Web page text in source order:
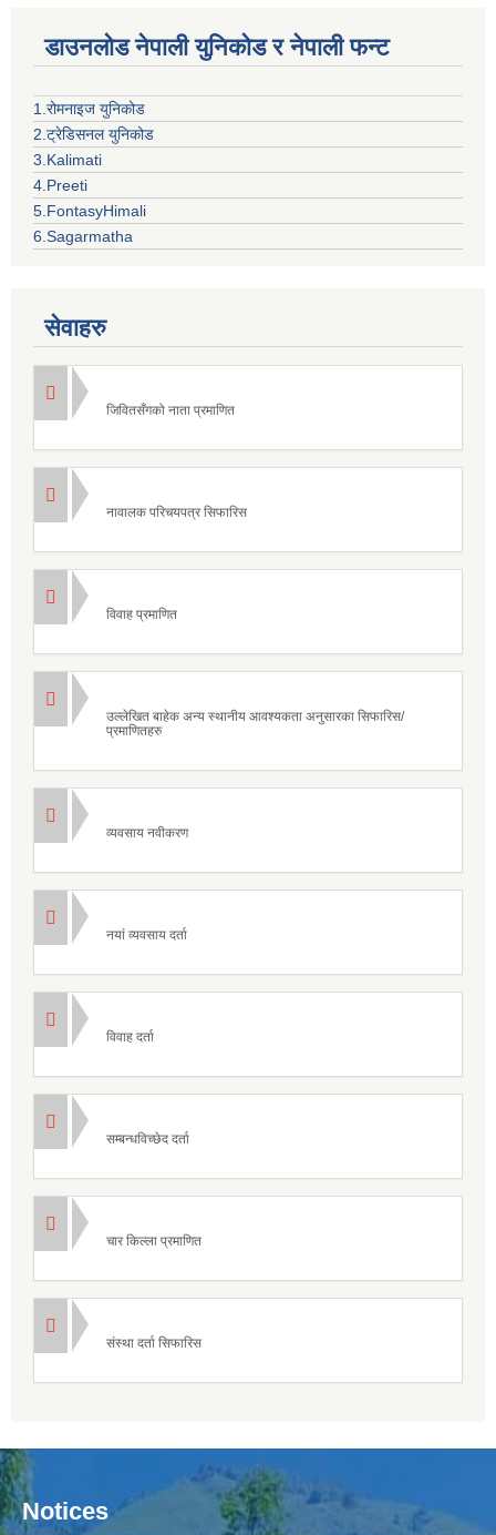
डाउनलोड नेपाली युनिकोड र नेपाली फन्ट
1.रोमनाइज युनिकोड
2.ट्रेडिसनल युनिकोड
3.Kalimati
4.Preeti
5.FontasyHimali
6.Sagarmatha
सेवाहरु
जिवितसँगको नाता प्रमाणित
नावालक परिचयपत्र सिफारिस
विवाह प्रमाणित
उल्लेखित बाहेक अन्य स्थानीय आवश्यकता अनुसारका सिफारिस/
प्रमाणितहरु
व्यवसाय नवीकरण
नयां व्यवसाय दर्ता
विवाह दर्ता
सम्बन्धविच्छेद दर्ता
चार किल्ला प्रमाणित
संस्था दर्ता सिफारिस
Notices